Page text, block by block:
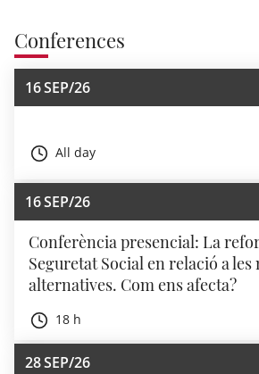
Conferences
16SEP/26
All day
16SEP/26
Conferència presencial: La
Seguretat Social en relació a
alternatives. Com ens afecta?
18 h
28SEP/26